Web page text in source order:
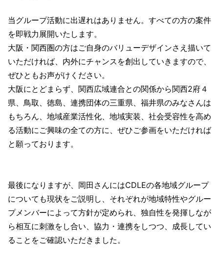
当グループ活動に出遅れはありません。すべての方の案件
を即戦力展開いたします。
大阪・関西圏の方はご自身のバリューデザインさえ描いて
いただければ、内外にチャンスを創出していきますので、
ぜひともお声がけください。
大阪にとどまらず、関西広域連合との関係から関西2府４
県、鳥取、徳島、連携団体の三重県、福井県のみなさんは
もちろん、地域産業活性化、地域実装、社会受容性を高め
る活動にご興味の全ての方に、ぜひご参画をいただければ
と願っております。
最後になりますが、岡田さんにはCDLEの各地域グループ
についても現状をご説明し、それぞれが地域特性やグルー
プメンバーによって方針が定められ、独自性を発揮しなが
ら相互に刺激をし合い、協力・連携をしつつ、成長してい
ることをご確認いただきました。